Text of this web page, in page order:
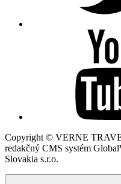
Copyright © VERNE
redakčný CMS systém
Slovakia s.r.o.